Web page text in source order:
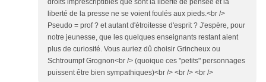
droits imprescriptibles que sont la liberté de pensée et la
liberté de la presse ne se voient foulés aux pieds.<br />
Pseudo = prof ? et autant d'étroitesse d'esprit ? J'espère, pour
notre jeunesse, que les quelques enseignants restant aient
plus de curiosité. Vous auriez dû choisir Grincheux ou
Schtroumpf Grognon<br /> (quoique ces "petits" personnages
puissent être bien sympathiques)<br /> <br /> <br />